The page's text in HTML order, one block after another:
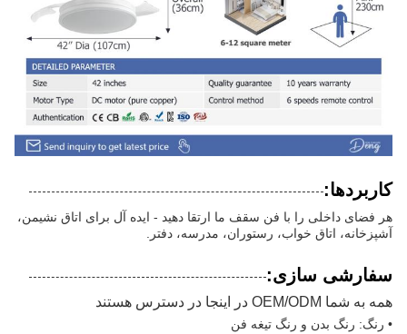
کاربردها:
هر فضای داخلی را با فن سقف ما ارتقا دهید - ایده آل برای اتاق نشیمن،
آشپزخانه، اتاق خواب، رستوران، مدرسه، دفتر.
سفارشی سازی:
همه به شما OEM/ODM در اینجا در دسترس هستند
• رنگ: رنگ بدن و رنگ تیغه فن